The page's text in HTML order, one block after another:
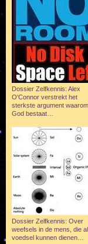
Dossier Zelfkennis: Alex
O'Connor verstrekt het
sterkste argument waarom
God bestaat…
Dossier Zelfkennis: Over
weefsels in de mens, die
voedsel kunnen dienen…